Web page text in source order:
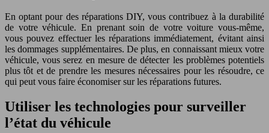
En optant pour des réparations DIY, vous contribuez à la durabilité
de votre véhicule. En prenant soin de votre voiture vous-même,
vous pouvez effectuer les réparations immédiatement, évitant ainsi
les dommages supplémentaires. De plus, en connaissant mieux votre
véhicule, vous serez en mesure de détecter les problèmes potentiels
plus tôt et de prendre les mesures nécessaires pour les résoudre, ce
qui peut vous faire économiser sur les réparations futures.
Utiliser les technologies pour surveiller
l’état du véhicule